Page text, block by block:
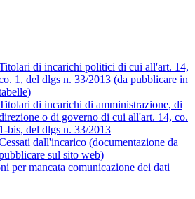
di incarichi politici di cui all'art. 14,
1, del dlgs n. 33/2013 (da pubblicare in
di incarichi di amministrazione, di
o di governo di cui all'art. 14, co.
1-bis, del dlgs n. 33/2013
dall'incarico (documentazione da
sul sito web)
per mancata comunicazione dei dati